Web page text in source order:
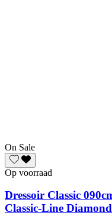
On Sale
Op voorraad
Dressoir Classic
Classic-Line